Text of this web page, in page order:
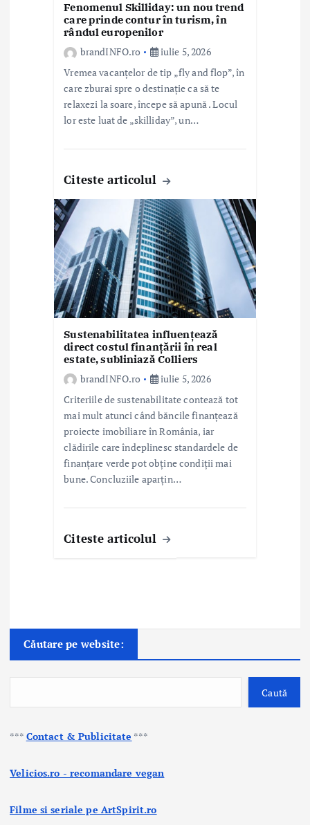
Fenomenul Skilliday: un nou trend
care prinde contur în turism, în
rândul europenilor
brandINFO.ro
iulie 5, 2026
Vremea vacanțelor de tip „fly and flop”, în
care zburai spre o destinație ca să te
relaxezi la soare, începe să apună . Locul
lor este luat de „skilliday”, un…
Citeste articolul
Sustenabilitatea influențează
direct costul finanțării în real
estate, subliniază Colliers
brandINFO.ro
iulie 5, 2026
Criteriile de sustenabilitate contează tot
mai mult atunci când băncile finanțează
proiecte imobiliare în România, iar
clădirile care îndeplinesc standardele de
finanțare verde pot obține condiții mai
bune. Concluziile aparțin…
Citeste articolul
Căutare pe website:
Caută
*** Contact & Publicitate ***
Velicios.ro - recomandare vegan
Filme si seriale pe ArtSpirit.ro